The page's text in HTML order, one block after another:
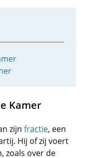
Kamer
zijn fractie, een
Hij of zij voert
zoals over de